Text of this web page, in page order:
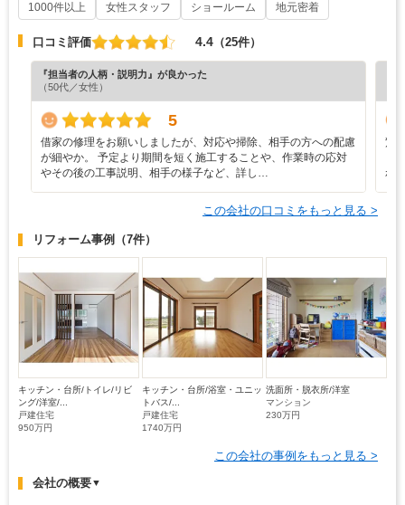
1000件以上
女性スタッフ ショールーム 地元密着
口コミ評価 4.4 （25件）
『担当者の人柄・説明力』が良かった
（50代／女性）
5
借家の修理をお願いしましたが、対応や掃除、相手の方への配慮
が細やか。 予定より期間を短く施工することや、作業時の応対
やその後の工事説明、相手の様子など、詳し…
驚
れ
この会社の口コミをもっと見る >
リフォーム事例 （7件）
キッチン・台所/トイレ/リビ
ング/洋室/...
戸建住宅
950万円
キッチン・台所/浴室・ユニッ
トバス/...
戸建住宅
1740万円
洗面所・脱衣所/洋室
マンション
230万円
この会社の事例をもっと見る >
会社の概要▼